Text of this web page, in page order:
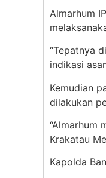
Almarhum
“Tepatnya
indikasi
Kemudian
dilakukan
“Almarhum
Krakatau
Kapolda